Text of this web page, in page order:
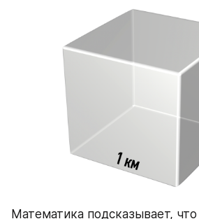
Математика подсказывает,